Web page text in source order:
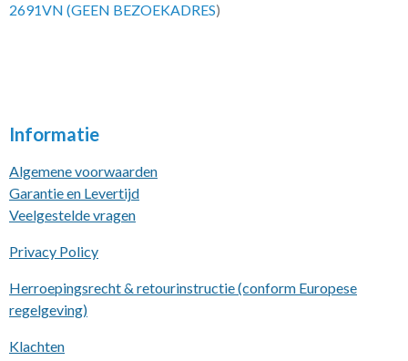
2691VN (GEEN BEZOEKADRES)
Informatie
Algemene voorwaarden
Garantie en Levertijd
Veelgestelde vragen
Privacy Policy
Herroepingsrecht & retourinstructie (conform Europese
regelgeving)
Klachten